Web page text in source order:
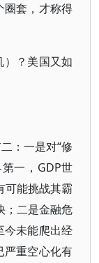
圈套，才称得
？美国又如
：一是对“修
一，GDP世
可能挑战其霸
；二是金融危
今未能爬出经
严重空心化有